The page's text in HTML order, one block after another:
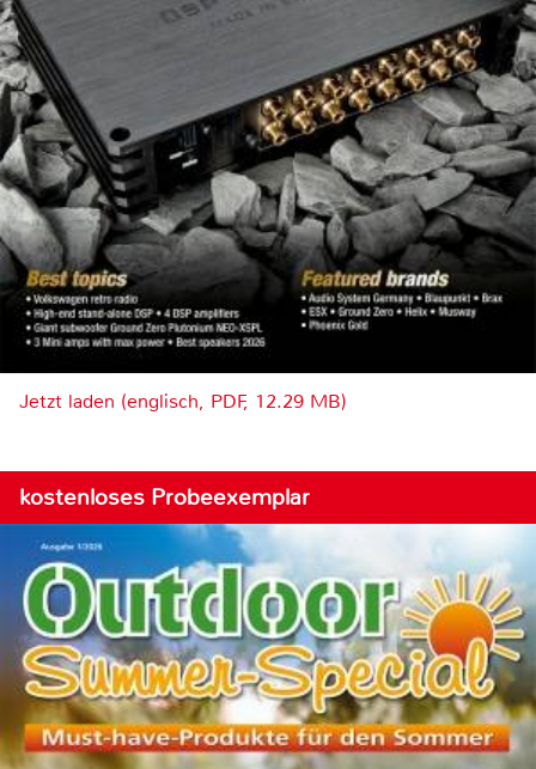
Jetzt laden (englisch, PDF, 12.29 MB)
kostenloses Probeexemplar